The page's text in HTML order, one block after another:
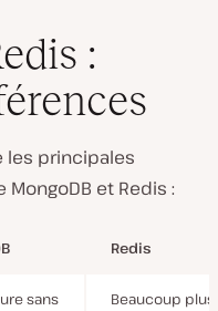
:
les principales
et Redis :
Redis
sans
Beaucoup plus